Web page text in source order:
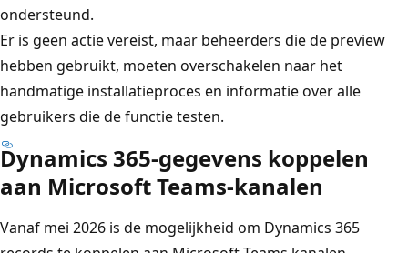
ondersteund.
Er is geen actie vereist, maar beheerders die de preview
hebben gebruikt, moeten overschakelen naar het
handmatige installatieproces en informatie over alle
gebruikers die de functie testen.
Dynamics 365-gegevens koppelen
aan Microsoft Teams-kanalen
Vanaf mei 2026 is de mogelijkheid om Dynamics 365